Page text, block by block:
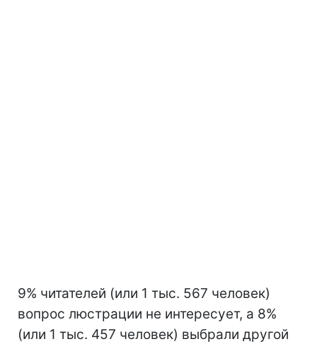
9% читателей (или 1 тыс. 567 человек)
вопрос люстрации не интересует, а 8%
(или 1 тыс. 457 человек) выбрали другой